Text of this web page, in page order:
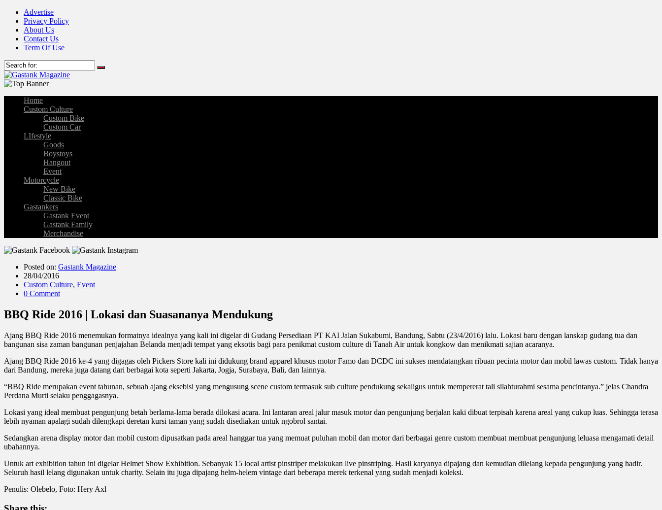
Advertise
Privacy Policy
About Us
Contact Us
Term Of Use
Home
Custom Culture
Custom Bike
Custom Car
LIfestyle
Goods
Boystoys
Hangout
Event
Motorcycle
New Bike
Classic Bike
Gastankers
Gastank Event
Gastank Family
Merchandise
Posted on: Gastank Magazine
28/04/2016
Custom Culture, Event
0 Comment
BBQ Ride 2016 | Lokasi dan Suasananya Mendukung
Ajang BBQ Ride 2016 menemukan formatnya idealnya yang kali ini digelar di Gudang Persediaan PT KAI Jalan Sukabumi, Bandung, Sabtu (23/4/2016) lalu. Lokasi baru dengan lanskap gudang tua dan
bangunan sisa zaman bangunan penjajahan Belanda menjadi tempat yang eksotis bagi para penikmat custom culture di Tanah Air untuk kongkow dan menikmati sajian acaranya.
Ajang BBQ Ride 2016 ke-4 yang digagas oleh Pickers Store kali ini didukung brand apparel khusus motor Famo dan DCDC ini sukses mendatangkan ribuan pecinta motor dan mobil lawas custom. Tidak hanya
dari Bandung, mereka juga datang dari berbagai kota seperti Jakarta, Jogja, Surabaya, Bali, dan lainnya.
“BBQ Ride merupakan event tahunan, sebuah ajang eksebisi yang mengusung scene custom termasuk sub culture pendukung sekaligus untuk mempererat tali silahturahmi sesama pencintanya.” jelas Chandra
Perdana Murti selaku penggagasnya.
Lokasi yang ideal membuat pengunjung betah berlama-lama berada dilokasi acara. Ini lantaran areal jalur masuk motor dan pengunjung berjalan kaki dibuat terpisah karena areal yang cukup luas. Sehingga terasa
lebih nyaman apalagi sudah dilengkapi deretan kursi taman yang sudah disediakan untuk ngobrol santai.
Sedangkan arena display motor dan mobil custom dipusatkan pada areal hanggar tua yang memuat puluhan mobil dan motor dari berbagai genre custom membuat membuat pengunjung leluasa mengamati detail
ubahannya.
Untuk art exhibition tahun ini digelar Helmet Show Exhibition. Sebanyak 15 local artist pinstriper melakukan live pinstriping. Hasil karyanya dipajang dan kemudian dilelang kepada pengunjung yang hadir.
Seluruh hasil lelang digunakan untuk charity. Selain itu juga dipajang helm-helem vintage dari beberapa merek terkenal yang sudah menjadi koleksi.
Penulis: Olebelo, Foto: Hery Axl